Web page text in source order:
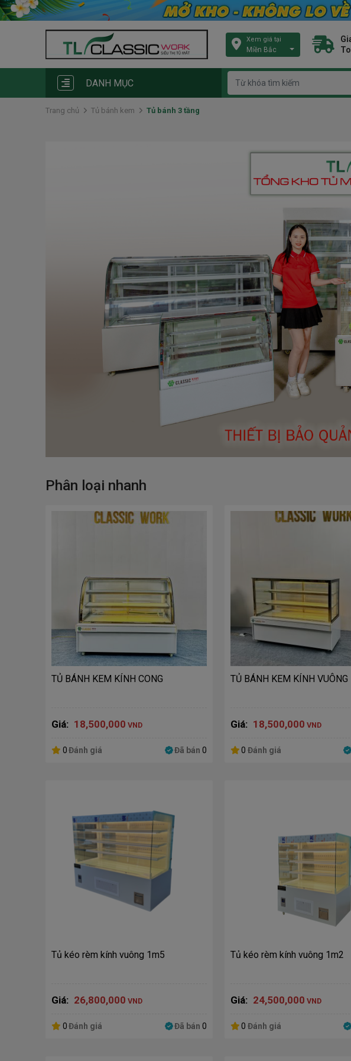
Xem giá tại
Miền Bắc
DANH MỤC
Trang chủ Tủ bánh kem Tủ bánh 3 tầng
Phân loại nhanh
TỦ BÁNH KEM KÍNH CONG
Giá: 18,500,000 VND
0Đánh giá Đã bán 0
TỦ BÁNH KEM KÍNH VUÔNG
Giá: 18,500,000 VND
0 Đánh giá
Tủ kéo rèm kính vuông 1m5
Giá: 26,800,000 VND
0Đánh giá Đã bán 0
Tủ kéo rèm kính vuông 1m2
Giá: 24,500,000 VND
0 Đánh giá